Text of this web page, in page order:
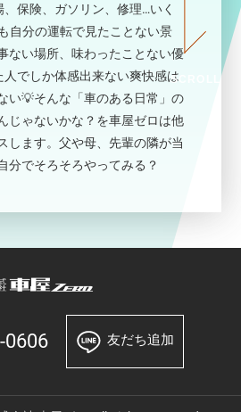
保険、ガソリン、修理…いく
自分の運転で見たことない景
ない場所、味わったことない優
でしか体感出来ない爽快感は
い💡そんな「車のある日常」の
じゃないかな？を車屋ゼロは他
します。父や母、先輩の隣が当
分でそろそろやってみる？
0606 友だち追加
SCROLL